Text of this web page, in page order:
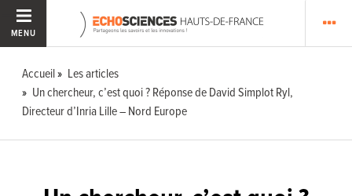
MENU
Accueil
Les articles
Un chercheur, c’est quoi ? Réponse de David Simplot Ryl,
Directeur d’Inria Lille – Nord Europe